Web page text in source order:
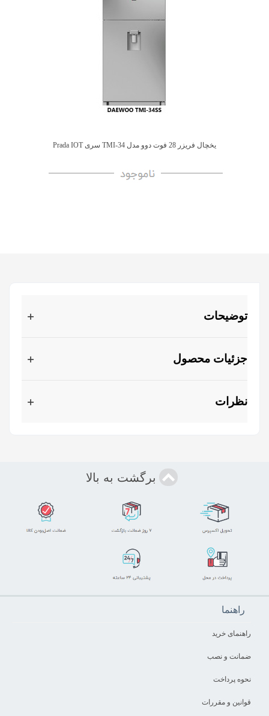
یخچال فریزر 28 فوت دوو مدل TMI-34 سری Prada IOT
توضیحات
جزئیات محصول
نظرات
برگشت به بالا
راهنما
راهنمای خرید
ضمانت و نصب
نحوه پرداخت
قوانین و مقررات